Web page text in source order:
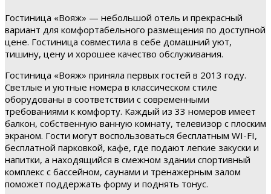
Гостиница «Вояж» — небольшой отель и прекрасный
вариант для комфортабельного размещения по доступной
цене. Гостиница совместила в себе домашний уют,
тишину, цену и хорошее качество обслуживания.
Гостиница «Вояж» приняла первых гостей в 2013 году.
Светлые и уютные номера в классическом стиле
оборудованы в соответствии с современными
требованиями к комфорту. Каждый из 33 номеров имеет
балкон, собственную ванную комнату, телевизор с плоским
экраном. Гости могут воспользоваться бесплатным WI-FI,
бесплатной парковкой, кафе, где подают легкие закуски и
напитки, а находящийся в смежном здании спортивный
комплекс с бассейном, саунами и тренажерным залом
поможет поддержать форму и поднять тонус.